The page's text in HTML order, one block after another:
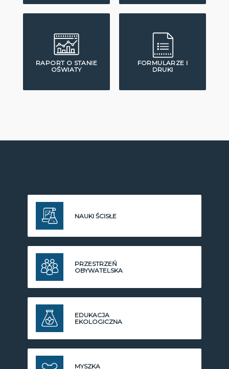
RAPORT O STANIE
OŚWIATY
FORMULARZE I
DRUKI
NAUKI ŚCISŁE
PRZESTRZEŃ
OBYWATELSKA
EDUKACJA
EKOLOGICZNA
MYSZKA